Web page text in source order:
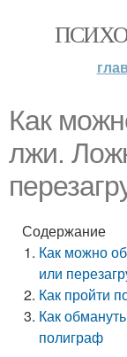
Как
лжи.
Содержание
Как можно
или
Как пройти
Как
полиграф